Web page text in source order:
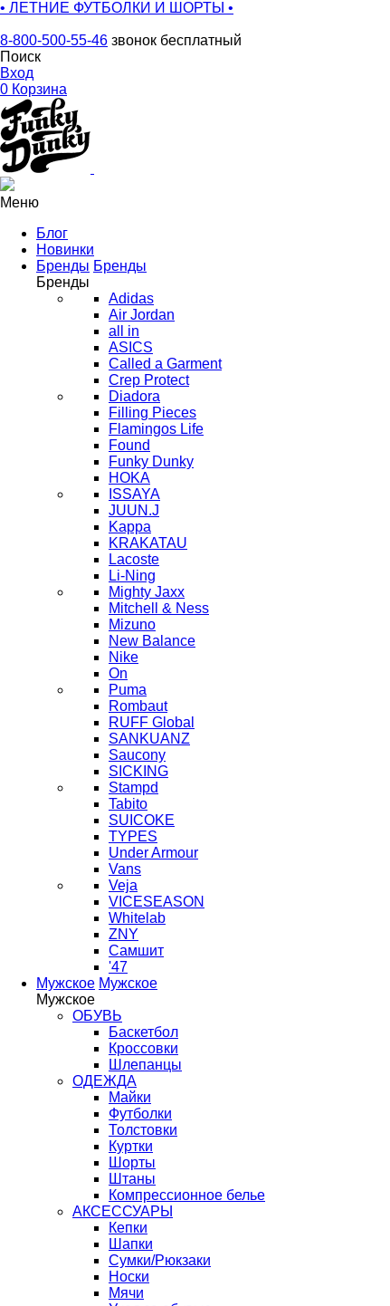
• ЛЕТНИЕ ФУТБОЛКИ И ШОРТЫ •
8-800-500-55-46 звонок бесплатный
Поиск
Вход
0 Корзина
Меню
Блог
Новинки
Бренды Бренды
Бренды
Adidas
Air Jordan
all in
ASICS
Called a Garment
Crep Protect
Diadora
Filling Pieces
Flamingos Life
Found
Funky Dunky
HOKA
ISSAYA
JUUN.J
Kappa
KRAKATAU
Lacoste
Li-Ning
Mighty Jaxx
Mitchell & Ness
Mizuno
New Balance
Nike
On
Puma
Rombaut
RUFF Global
SANKUANZ
Saucony
SICKING
Stampd
Tabito
SUICOKE
TYPES
Under Armour
Vans
Veja
VICESEASON
Whitelab
ZNY
Самшит
'47
Мужское Мужское
Мужское
ОБУВЬ
Баскетбол
Кроссовки
Шлепанцы
ОДЕЖДА
Майки
Футболки
Толстовки
Куртки
Шорты
Штаны
Компрессионное белье
АКСЕССУАРЫ
Кепки
Шапки
Сумки/Рюкзаки
Носки
Мячи